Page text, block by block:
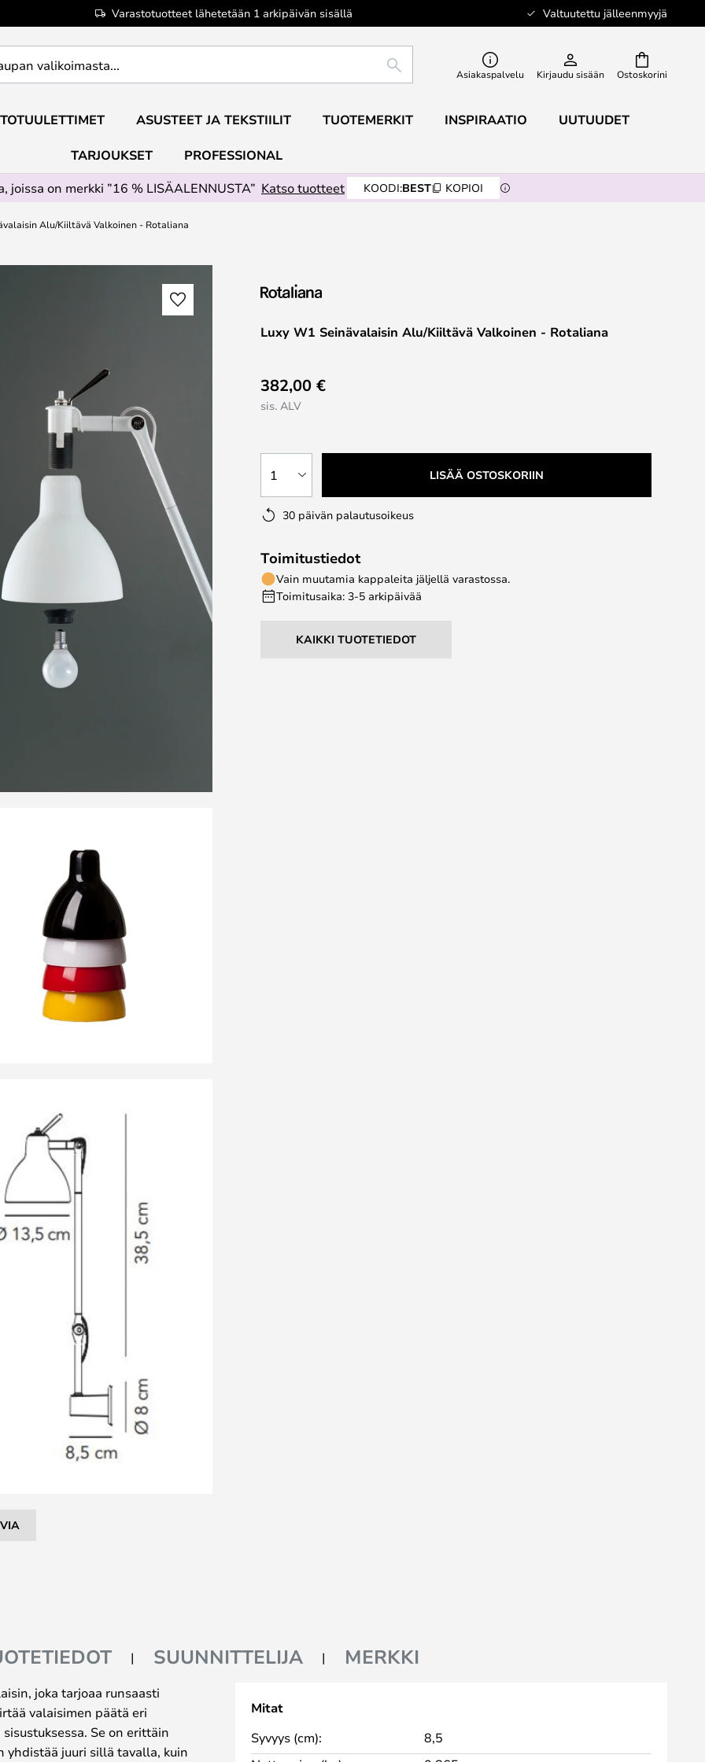
Varastotuotteet lähetetään 1 arkipäivän sisällä Valtuutettu jälleenmyyjä
Ostoskorini
ETSI Asiakaspalvelu Kirjaudu sisään
ASUSTEET JA TEKSTIILIT TUOTEMERKIT INSPIRAATIO UUTUUDET
TARJOUKSET
PROFESSIONAL
joissa on merkki ”16 % LISÄALENNUSTA” Katso tuotteet KOODI:BEST KOPIOI
Alu/Kiiltävä Valkoinen - Rotaliana
Luxy W1 Seinävalaisin Alu/Kiiltävä Valkoinen - Rotaliana
382,00 €
sis. ALV
1 LISÄÄ OSTOSKORIIN
30 päivän palautusoikeus
Toimitustiedot
Vain muutamia kappaleita jäljellä varastossa.
Toimitusaika: 3-5 arkipäivää
KAIKKI TUOTETIEDOT
SUUNNITTELIJA MERKKI
joka tarjoaa runsaasti
valaisimen päätä eri
Se on erittäin
yhdistää juuri sillä tavalla, kuin
Mitat
Syvyys (cm):
8,5